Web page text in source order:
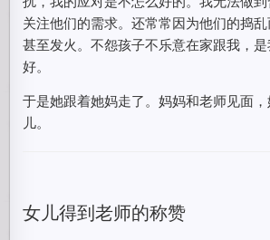
关注他们的需求。还常常因为他们的捣乱
甚至发火。不怨孩子不乐意在家跟我，
好。
于是她跟着她妈走了。妈妈和老师见面
儿。
女儿得到老师的称赞